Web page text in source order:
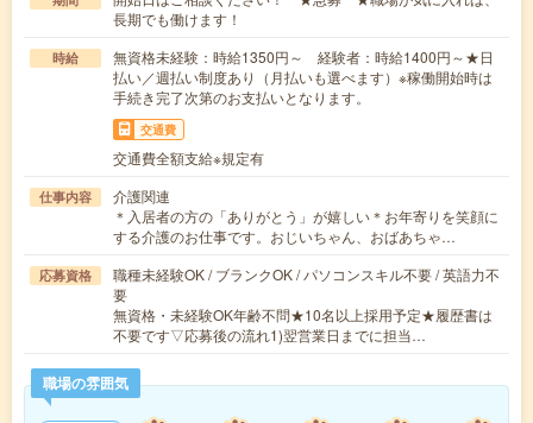
長期でも働けます！
時給
無資格未経験：時給1350円～ 経験者：時給1400円～★日
払い／週払い制度あり（月払いも選べます）※稼働開始時は
手続き完了次第のお支払いとなります。
交通費
交通費全額支給※規定有
仕事内容
介護関連
＊入居者の方の「ありがとう」が嬉しい＊お年寄りを笑顔に
する介護のお仕事です。おじいちゃん、おばあちゃ…
応募資格
職種未経験OK / ブランクOK / パソコンスキル不要 / 英語力不
要
無資格・未経験OK年齢不問★10名以上採用予定★履歴書は
不要です▽応募後の流れ1)翌営業日までに担当…
職場の雰囲気